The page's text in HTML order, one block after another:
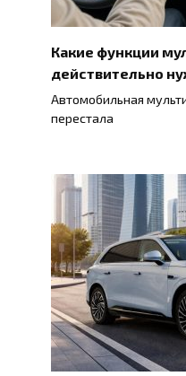
Какие функции
действительно
Автомобильная
перестала